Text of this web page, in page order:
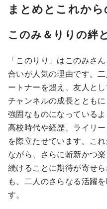
まとめとこれか
このみ＆りりの絆
「このりり」はこのみさ
合いが人気の理由です。
ートナーを超え、友人と
チャンネルの成長ととも
強固なものになっている
高校時代や経歴、ライリ
を際立たせています。こ
ながら、さらに斬新かつ
続けることに期待が寄せ
も、二人のさらなる活躍
す。